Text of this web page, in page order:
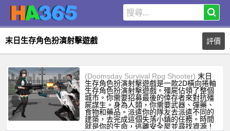
末日生存角色扮演射擊遊戲 評價
(Doomsday Survival Rpg Shooter) 末日
生存角色扮演射擊遊戲是一款2D橫向捲軸
生存角色扮演射擊遊戲。殭屍佔領了整個
城市。你需要招募最後的倖存者來對抗殭
屍謀生。身為人類，你需要武器、彈藥、
食物和藥品。派遣你的隊友去派遣不同的
建築，去完成這個失落小鎮的任務。時間
就是你的生命，逃離安全屋並尋找資源！